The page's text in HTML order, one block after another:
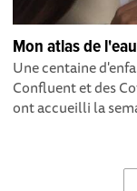
Mon atlas de
Une centaine
Confluent et des
ont accueilli la